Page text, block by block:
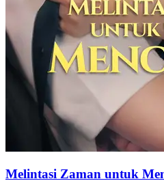
Melintasi Zaman untuk